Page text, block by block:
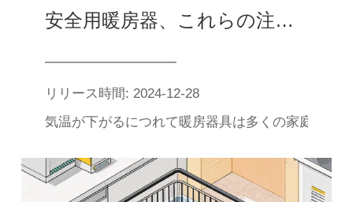
安全用暖房器、これらの注意事項は無視できない！
リリース時間: 2024-12-28
気温が下がるにつれて暖房器具は多くの家庭の暖